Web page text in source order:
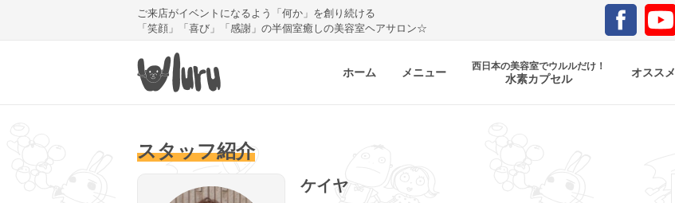
ご来店がイベントになるよう「何か」を創り続ける
「笑顔」「喜び」「感謝」の半個室癒しの美容室ヘアサロン☆
ホーム メニュー 西日本の美容室でウルルだけ！
水素カプセル オススメ
スタッフ紹介
ケイヤ